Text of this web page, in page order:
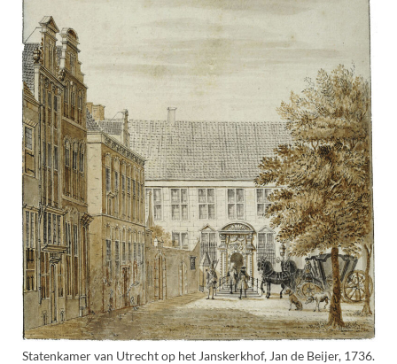
Statenkamer van Utrecht op het Janskerkhof, Jan de Beijer, 1736.